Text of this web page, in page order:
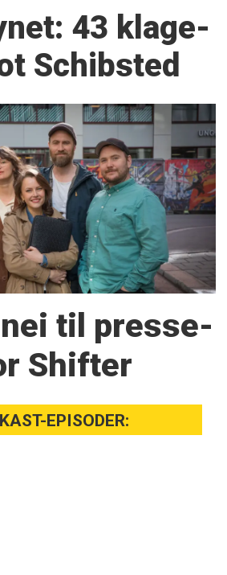
43 klage­
Schibsted
til presse­
Shifter
EPISODER: